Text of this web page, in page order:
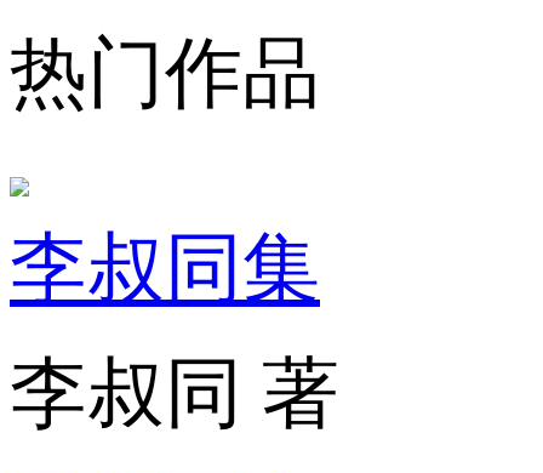
热门作品
李叔同集
李叔同 著